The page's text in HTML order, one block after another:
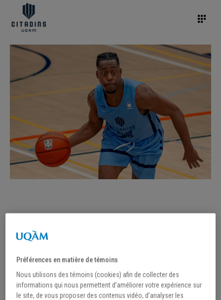
CITADINS EN FINALE DU
RSEQ
Préférences en matière de témoins
Nous utilisons des témoins (cookies) afin de collecter des
informations qui nous permettent d’améliorer votre expérience sur
le site, de vous proposer des contenus vidéo, d’analyser les